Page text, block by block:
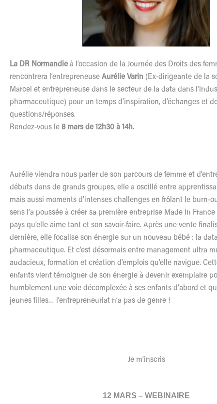
La DR Normandie à ‘occasion de la Journée des Droits des
rencontrera ‘entrepreneuse Aurélie Varin (Ex-dirigeante de la
Marcel et entrepreneuse dans le secteur de la data dans
pharmaceutique) pour un temps d’inspiration, d’échanges et
questions/réponses.
Rendez-vous le 8 mars de 12h30 à 14h.
Aurélie viendra nous parler de son parcours de femme et
débuts dans de grands groupes, elle a oscillé entre
mais aussi moments d’intenses challenges en frôlant le burn-
sens ’a poussée à créer sa première entreprise Made in
pays qu’elle aime tant et son savoir-faire. Après une vente
dernière, elle focalise son énergie sur un nouveau bébé : la
pharmaceutique. Et c’est désormais entre management ultra
audacieux, formation et création d’emplois qu’elle navigue.
enfants vient témoigner de son énergie à devenir exemplaire
humblement une voie décomplexée à ses enfants d’abord et
jeunes filles…
’entrepreneuriat n’a pas de genre !
Je m’inscris
12 MARS – WEBINAIRE